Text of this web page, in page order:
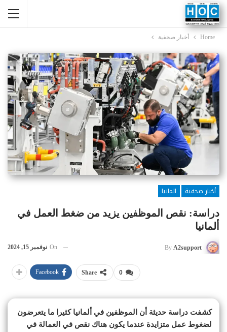
Home أخبار صحفية
أخبار صحفية
المانيا
دراسة: نقص الموظفين يزيد من ضغط العمل في
ألمانيا
By A2support
On نوفمبر 15, 2024
0
Share
Facebook
كشفت دراسة حديثة أن الموظفين في ألمانيا كثيرا ما يتعرضون
لضغوط عمل متزايدة عندما يكون هناك نقص في العمالة في